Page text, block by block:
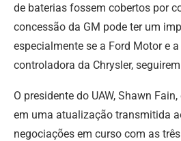
de baterias fossem cobertos por
concessão da GM pode ter um
especialmente se a Ford Motor e
controladora da Chrysler,
O presidente do UAW, Shawn
em uma atualização transmitida
negociações em curso com as